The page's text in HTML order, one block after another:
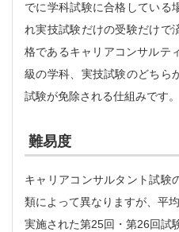
でに学科試験に合格している
れ実技試験だけの受験だけで
格であるキャリアコンサルテ
級の学科、実技試験のどちら
試験が免除される仕組みです。
難易度
キャリアコンサルタント試験
類によって異なりますが、平
実施された第25回・第26回試